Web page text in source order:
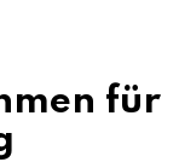
für